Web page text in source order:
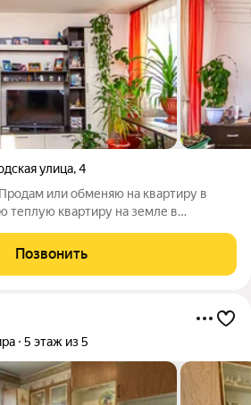
улица,4
или обменяю на квартиру в
теплую квартиру на земле в
водой и центральной
56 м2)!!! Отопление
Позвонить
5 этаж из 5